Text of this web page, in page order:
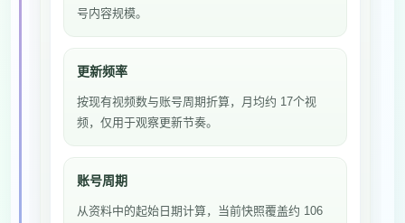
号内容规模。
更新频率
按现有视频数与账号周期折算，月均约 17个视
频，仅用于观察更新节奏。
账号周期
从资料中的起始日期计算，当前快照覆盖约 106